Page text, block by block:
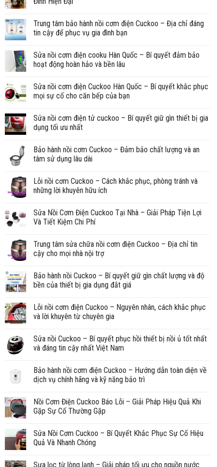
Trung tâm bảo hành nồi cơm điện Cuckoo – Địa chỉ đáng
tin cậy để phục vụ gia đình bạn
Sửa nồi cơm điện cooku Hàn Quốc – Bí quyết đảm bảo
hoạt động hoàn hảo và bền lâu
Sửa nồi cơm điện Cuckoo Hàn Quốc – Bí quyết khắc phục
mọi sự cố cho căn bếp của bạn
Sửa nồi cơm điện tử cuckoo – Bí quyết giữ gìn thiết bị gia
dụng tối ưu nhất
Bảo hành nồi cơm Cuckoo – Đảm bảo chất lượng và an
tâm sử dụng lâu dài
Lỗi nồi cơm Cuckoo – Cách khắc phục, phòng tránh và
những lời khuyên hữu ích
Sửa Nồi Cơm Điện Cuckoo Tại Nhà – Giải Pháp Tiện Lợi
Và Tiết Kiệm Chi Phí
Trung tâm sửa chữa nồi cơm điện Cuckoo – Địa chỉ tin
cậy cho mọi nhà nội trợ
Bảo hành nồi Cuckoo – Bí quyết giữ gìn chất lượng và độ
bền của thiết bị gia dụng đắt giá
Lỗi nồi cơm điện Cuckoo – Nguyên nhân, cách khắc phục
và lời khuyên từ chuyên gia
Sửa nồi Cuckoo – Bí quyết phục hồi thiết bị nồi ủ tốt nhất
và đáng tin cậy nhất Việt Nam
Bảo hành nồi cơm điện Cuckoo – Hướng dẫn toàn diện về
dịch vụ chính hãng và kỹ năng bảo trì
Nồi Cơm Điện Cuckoo Báo Lỗi – Giải Pháp Hiệu Quả Khi
Gặp Sự Cố Thường Gặp
Sửa Nồi Cơm Cuckoo – Bí Quyết Khắc Phục Sự Cố Hiệu
Quả Và Nhanh Chóng
Sựa lọc từ lòng lạnh – Giải pháp tối ưu cho nguồn nước